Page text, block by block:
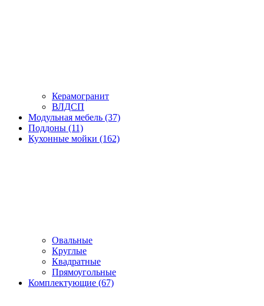
Керамогранит
ВЛДСП
Модульная мебель (37)
Поддоны (11)
Кухонные мойки (162)
Овальные
Круглые
Квадратные
Прямоугольные
Комплектующие (67)